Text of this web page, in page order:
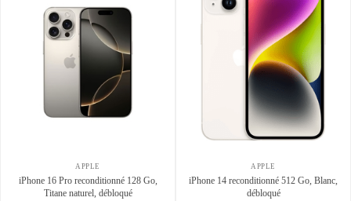
APPLE
iPhone 16 Pro reconditionné 128 Go,
Titane naturel, débloqué
APPLE
iPhone 14 reconditionné 512 Go, Blanc,
débloqué